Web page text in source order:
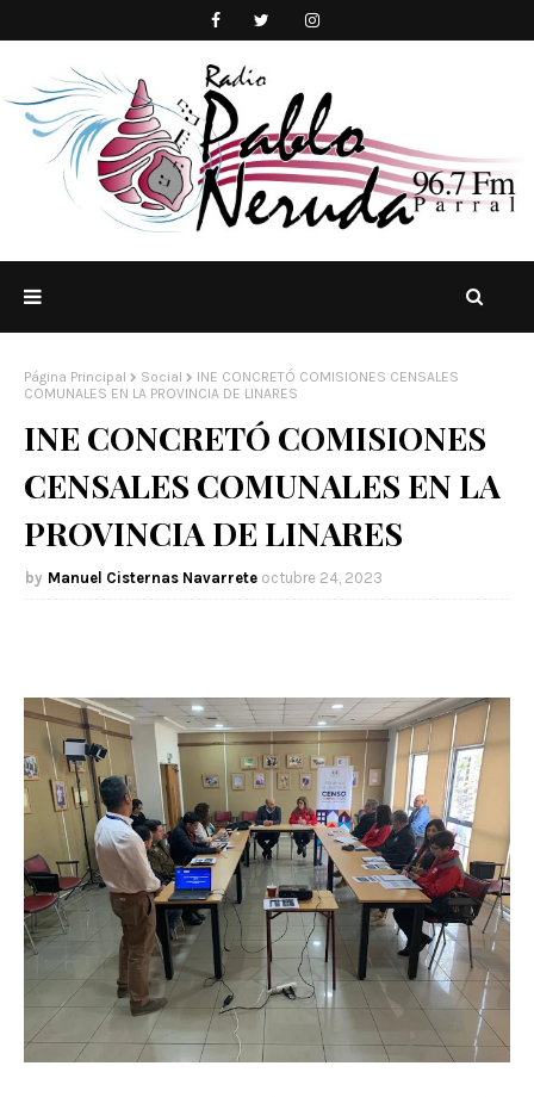
Página Principal Social
INE CONCRETÓ COMISIONES CENSALES
COMUNALES EN LA PROVINCIA DE LINARES
INE CONCRETÓ COMISIONES
CENSALES COMUNALES EN LA
PROVINCIA DE LINARES
Manuel Cisternas Navarrete octubre 24, 2023